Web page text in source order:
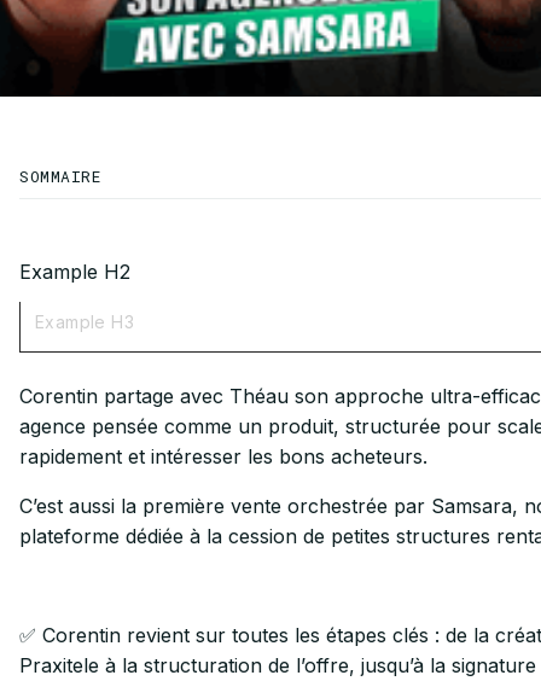
SOMMAIRE
Example H2
Example H3
Corentin partage avec Théau son approche ultra-
agence pensée comme un produit, structurée pour
rapidement et intéresser les bons acheteurs.
C’est aussi la première vente orchestrée par Samsara,
plateforme dédiée à la cession de petites structures
✅ Corentin revient sur toutes les étapes clés : de la
Praxitele à la structuration de l’offre, jusqu’à la